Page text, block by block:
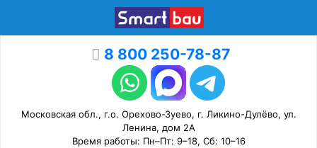
8 800 250-78-87
Московская обл., г.о. Орехово-Зуево, г. Ликино-Дулёво, ул.
Ленина, дом 2А
Время работы: Пн–Пт: 9–18, Сб: 10–16